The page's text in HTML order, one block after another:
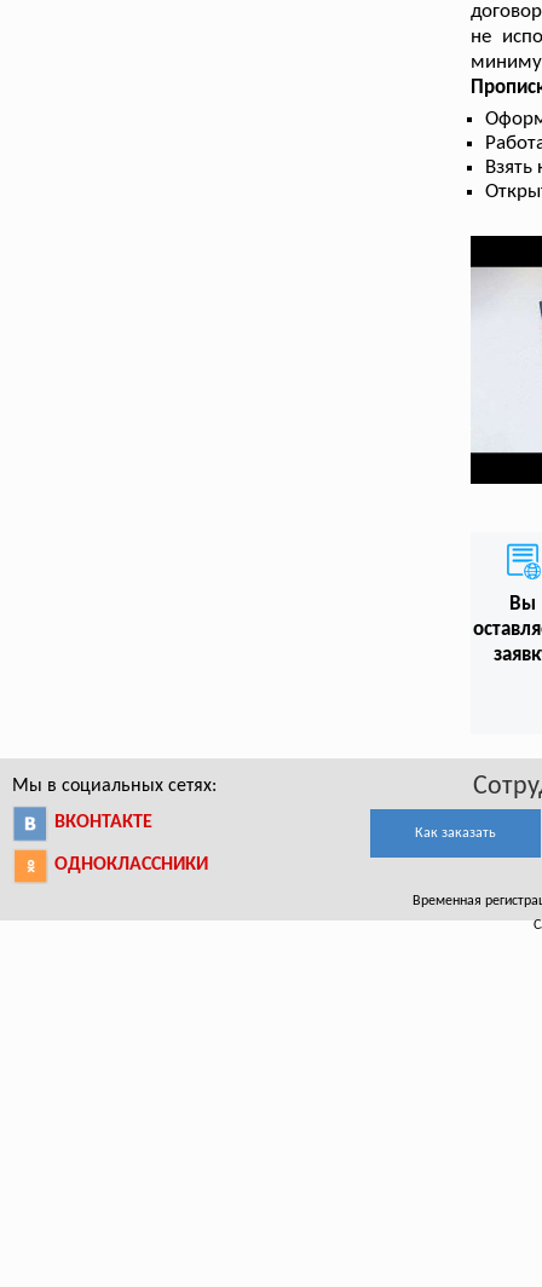
не
Вы
Мы в социальных сетях:
ВКОНТАКТЕ
ОДНОКЛАССНИКИ
Как заказать
Временная